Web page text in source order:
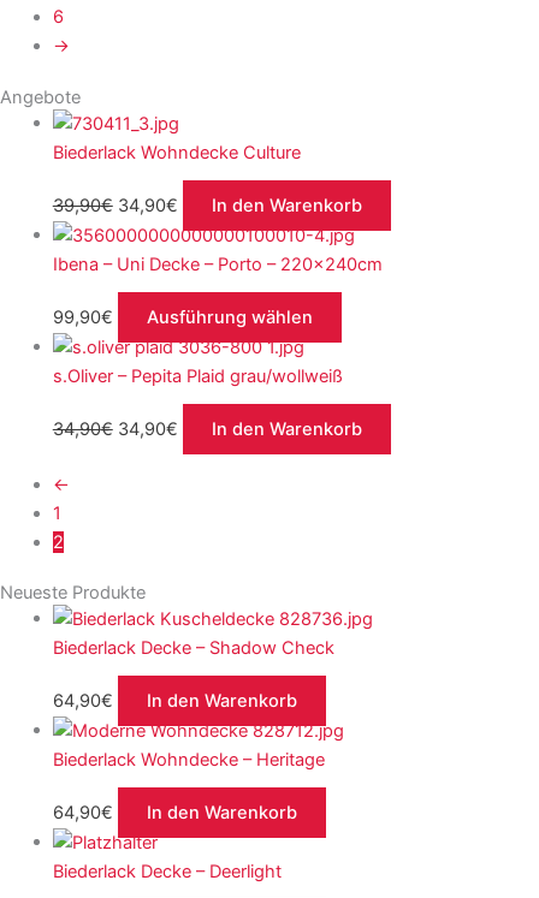
6
→
Angebote
Biederlack Wohndecke Culture
39,90€ 34,90€ In den Warenkorb
Ibena – Uni Decke – Porto – 220x240cm
99,90€ Ausführung wählen
s.Oliver – Pepita Plaid grau/wollweiß
34,90€ 34,90€ In den Warenkorb
←
1
2
Neueste Produkte
Biederlack Decke – Shadow Check
64,90€ In den Warenkorb
Biederlack Wohndecke – Heritage
64,90€ In den Warenkorb
Biederlack Decke – Deerlight